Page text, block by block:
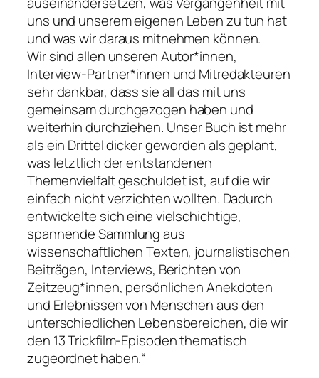
uns und unserem eigenen Leben zu tun hat
und was wir daraus mitnehmen können.
Wir sind allen unseren Autor*innen,
Interview-Partner*innen und Mitredakteuren
sehr dankbar, dass sie all das mit uns
gemeinsam durchgezogen haben und
weiterhin durchziehen. Unser Buch ist mehr
als ein Drittel dicker geworden als geplant,
was letztlich der entstandenen
Themenvielfalt geschuldet ist, auf die wir
einfach nicht verzichten wollten. Dadurch
entwickelte sich eine vielschichtige,
spannende Sammlung aus
wissenschaftlichen Texten, journalistischen
Beiträgen, Interviews, Berichten von
Zeitzeug*innen, persönlichen Anekdoten
und Erlebnissen von Menschen aus den
unterschiedlichen Lebensbereichen, die wir
den 13 Trickfilm-Episoden thematisch
zugeordnet haben.“